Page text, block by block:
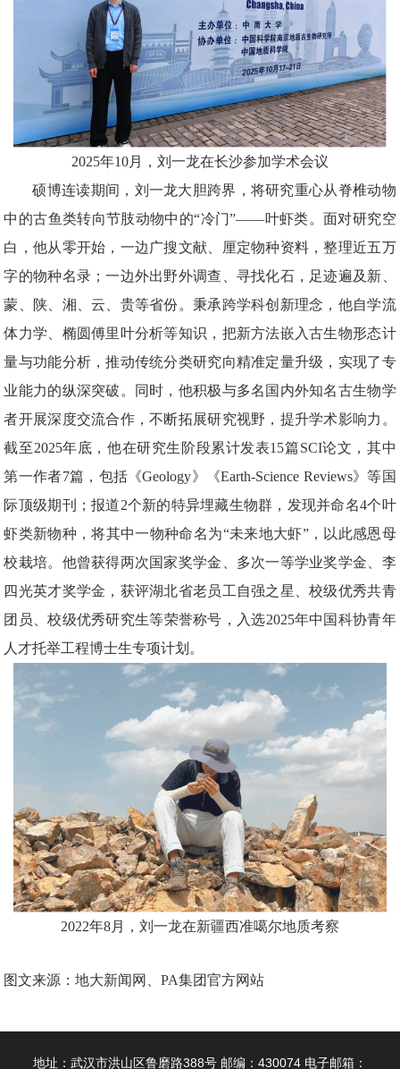
2025年10月， 刘一龙在长沙参加学术会议
硕博连读期间，刘一龙大胆跨界，将研究重心从脊椎动物
中的古鱼类转向节肢动物中的“冷门”——叶虾类。面对研究空
白，他从零开始，一边广搜文献、厘定物种资料，整理近五万
字的物种名录；一边外出野外调查、寻找化石，足迹遍及新、
蒙、陕、湘、云、贵等省份。秉承跨学科创新理念，他自学流
体力学、椭圆傅里叶分析等知识，把新方法嵌入古生物形态计
量与功能分析，推动传统分类研究向精准定量升级，实现了专
业能力的纵深突破。同时，他积极与多名国内外知名古生物学
者开展深度交流合作，不断拓展研究视野，提升学术影响力。
截至2025年底，他在研究生阶段累计发表15篇SCI论文，其中
第一作者7篇，包括《Geology》《Earth-Science Reviews》等国
际顶级期刊；报道2个新的特异埋藏生物群，发现并命名4个叶
虾类新物种，将其中一物种命名为“未来地大虾”，以此感恩母
校栽培。他曾获得两次国家奖学金、多次一等学业奖学金、李
四光英才奖学金，获评湖北省老员工自强之星、校级优秀共青
团员、校级优秀研究生等荣誉称号，入选2025年中国科协青年
人才托举工程博士生专项计划。
2022年8月， 刘一龙在新疆西准噶尔地质考察
图文来源：地大新闻网、PA集团官方网站
地址：武汉市洪山区鲁磨路388号 邮编：430074 电子邮箱：